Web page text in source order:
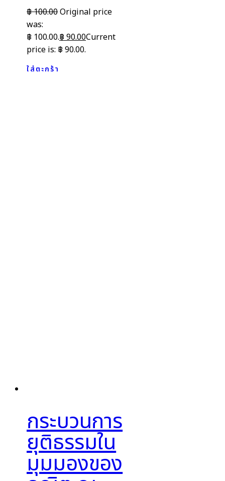
฿100.00Original price
was:
฿ 100.00.฿90.00Current
price is: ฿ 90.00.
ใส่ตะกร้า
กระบวนการ
ยุติธรรมใน
มุมมองของ